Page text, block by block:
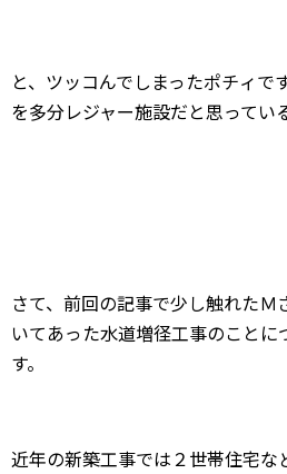
と、ツッコんでしまったポチィで
を多分レジャー施設だと思ってい
さて、前回の記事で少し触れたＭ
いてあった水道増径工事のことに
す。
近年の新築工事では２世帯住宅な